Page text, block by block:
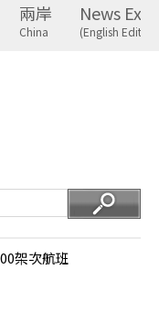
兩岸
China
News
(English
架次航班